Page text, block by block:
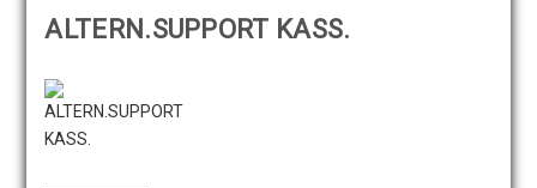
ALTERN.SUPPORT KASS.